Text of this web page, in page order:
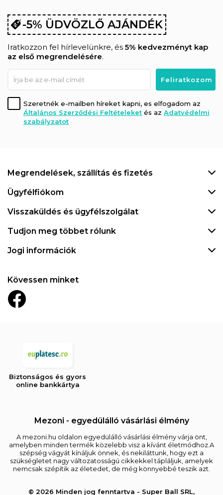
-5% ÜDVÖZLŐ AJÁNDÉK
Iratkozzon fel hírlevelünkre, és 5% kedvezményt kap
az első megrendelésére.
Szeretnék e-mailben híreket kapni, es elfogadom az
Általános Szerződési Feltételeket és az Adatvédelmi
szabályzatot
Megrendelések, szállítás és fizetés
Ügyfélfiókom
Visszaküldés és ügyfélszolgálat
Tudjon meg többet rólunk
Jogi információk
Kövessen minket
Biztonságos és gyors
online bankkártya
Mezoni - egyedülálló vásárlási élmény
A mezoni.hu oldalon egyedülálló vásárlási élmény várja önt,
amelyben minden termék közelebb visz a kívánt életmódhoz.A
szépség vágyát kínáljuk önnek, és nekiláttunk, hogy ezt a
szükségletet nagy változatosságú cikkekkel tápláljuk, amelyek
nemcsak szépítik az életedet, de még könnyebbé teszik azt.
© 2026 Minden jog fenntartva - Super Ball SRL,